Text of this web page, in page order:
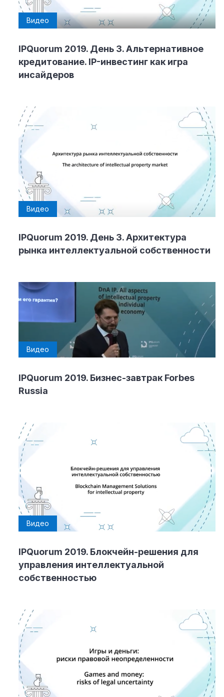
Видео
IPQuorum 2019. День 3. Альтернативное
кредитование. IP-инвестинг как игра
инсайдеров
Видео
IPQuorum 2019. День 3. Архитектура
рынка интеллектуальной собственности
Видео
IPQuorum 2019. Бизнес-завтрак Forbes
Russia
Видео
IPQuorum 2019. Блокчейн-решения для
управления интеллектуальной
собственностью